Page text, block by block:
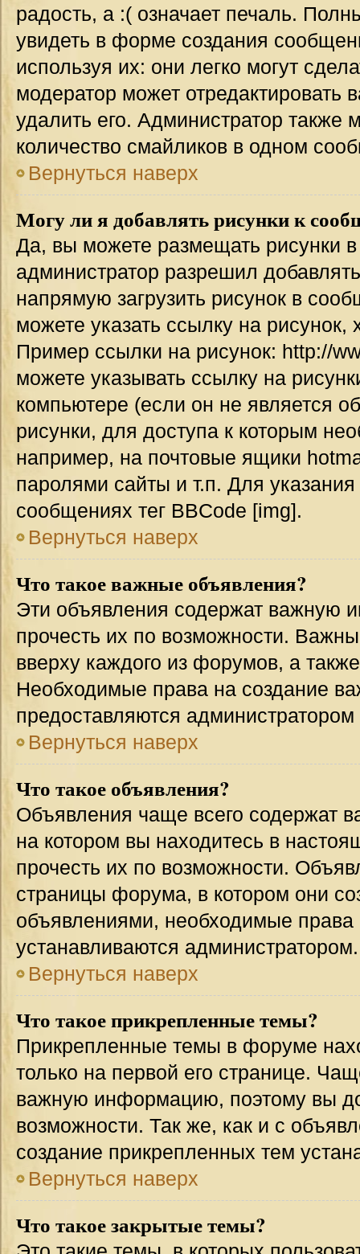
радость, а :( означает печаль.
увидеть в форме создания
используя их: они легко могут
модератор может
удалить его. Администратор также
количество смайликов в одном
Вернуться наверх
Могу ли я добавлять рисунки к
Да, вы можете размещать рисунки
администратор разрешил
напрямую загрузить рисунок в
можете указать ссылку на
Пример ссылки на рисунок: http://
можете указывать ссылку на
компьютере (если он не является
рисунки, для доступа к которым
например, на почтовые ящики
паролями сайты и т.п. Для
сообщениях тег BBCode [img].
Вернуться наверх
Что такое важные объявления?
Эти объявления содержат
прочесть их по возможности.
вверху каждого из форумов, а
Необходимые права на создание
предоставляются
Вернуться наверх
Что такое объявления?
Объявления чаще всего
на котором вы находитесь в
прочесть их по возможности.
страницы форума, в котором они
объявлениями, необходимые права
устанавливаются администратором.
Вернуться наверх
Что такое прикрепленные темы?
Прикрепленные темы в форуме
только на первой его странице.
важную информацию, поэтому вы
возможности. Так же, как и с
создание прикрепленных тем
Вернуться наверх
Что такое закрытые темы?